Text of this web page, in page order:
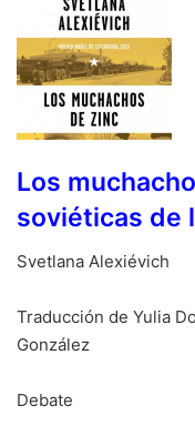
Los
soviéticas de
Svetlana Alexiévich
Traducción de Yulia
González
Debate